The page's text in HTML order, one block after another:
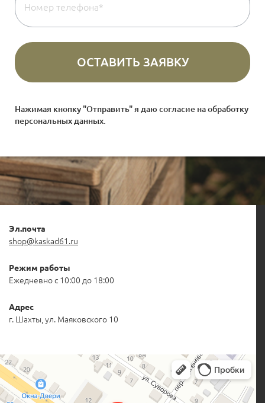
Нажимая кнопку "Отправить" я даю согласие наобработку
персональных данных
Эл.почта
shop@kaskad61.ru
Режим работы
Ежедневно с 10:00 до 18:00
Адрес
г. Шахты, ул. Маяковского 10